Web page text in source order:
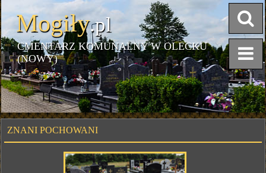
Mogiły.pl
CMENTARZ KOMUNALNY W OLECKU
(NOWY)
ZNANI POCHOWANI